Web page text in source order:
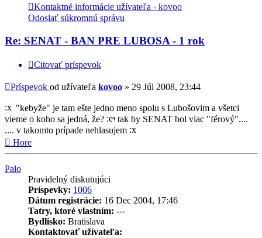
Kontaktné informácie užívateľa - kovoo
Odoslať súkromnú správu
Re: SENAT - BAN PRE LUBOSA - 1 rok
Citovať príspevok
Príspevok od užívateľa kovoo » 29 Júl 2008, 23:44
"kebyže" je tam ešte jedno meno spolu s Lubošovim a všetci
vieme o koho sa jedná, že?
tak by SENAT bol viac "férový"....
.... v takomto prípade nehlasujem
Hore
Palo
Pravidelný diskutujúci
Príspevky: 1006
Dátum registrácie: 16 Dec 2004, 17:46
Tatry, ktoré vlastním: ---
Bydlisko: Bratislava
Kontaktovať užívateľa: